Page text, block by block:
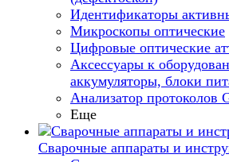
Идентификаторы
Микроскопы оптические
Цифровые оптические
Аксессуары к
аккумуляторы, блоки
Анализатор протоколов
Еще
Сварочные аппараты и